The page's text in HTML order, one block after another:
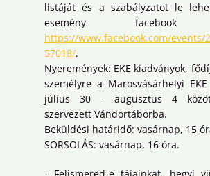
listáját és a szabályzatot le
esemény facebook
https://www.facebook.com/events/
57018/.
Nyeremények: EKE kiadványok,
személyre a Marosvásárhelyi
július 30 - augusztus 4
szervezett Vándortáborba.
Beküldési határidő: vasárnap, 15
SORSOLÁS: vasárnap, 16 óra.